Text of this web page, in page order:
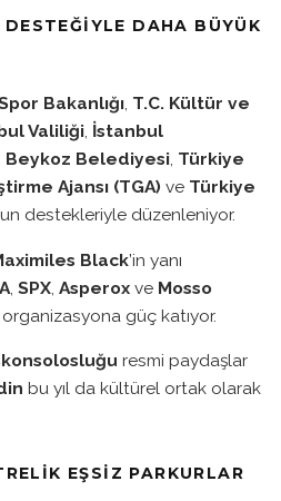
DAHA BÜYÜK
Bakanlığı, T.C. Kültür ve
Valiliği, İstanbul
Beykoz Belediyesi, Türkiye
Ajansı (TGA) ve Türkiye
destekleriyle düzenleniyor.
Black’in yanı
, SPX, Asperox ve Mosso
güç katıyor.
resmi paydaşlar
bu yıl da kültürel ortak olarak
EŞSIZ PARKURLAR